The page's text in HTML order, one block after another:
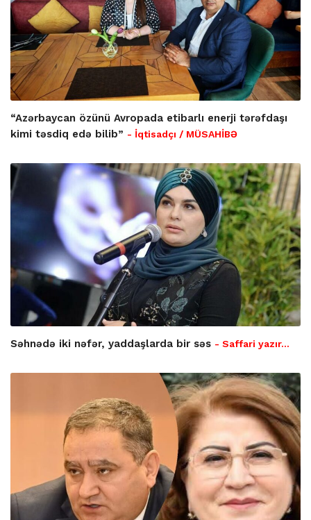
“Azərbaycan özünü Avropada etibarlı enerji tərəfdaşı
kimi təsdiq edə bilib” - İqtisadçı / MÜSAHİBƏ
Səhnədə iki nəfər, yaddaşlarda bir səs - Saffari yazır…